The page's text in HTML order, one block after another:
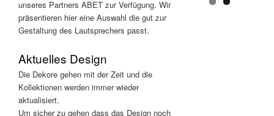
unseres Partners ABET zur Verfügung. Wir
präsentieren hier eine Auswahl die gut zur
Gestaltung des Lautsprechers passt.
Aktuelles Design
Die Dekore gehen mit der Zeit und die
Kollektionen werden immer wieder
aktualisiert.
Um sicher zu gehen dass das Design noch